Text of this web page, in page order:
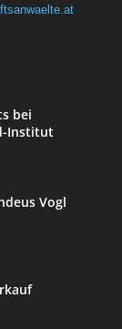
bei
Institut
Vogl